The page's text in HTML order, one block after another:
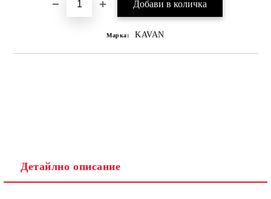
Марка: KAVAN
Детайлно описание